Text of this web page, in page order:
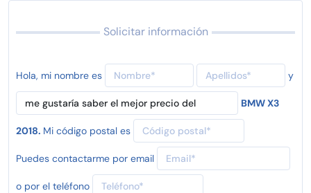
Solicitar información
Hola, mi nombre es y
BMW X3
2018. Mi código postal es
Puedes contactarme por email
o por el teléfono